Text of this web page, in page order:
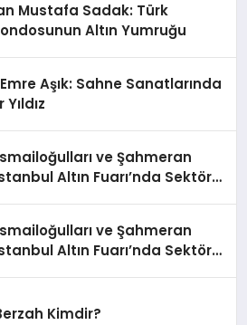
Mustafa Sadak: Türk
Altın Yumruğu
Aşık: Sahne Sanatlarında
ve Şahmeran
Altın Fuarı’nda Sektöre
ve Şahmeran
Altın Fuarı’nda Sektöre
Kimdir?